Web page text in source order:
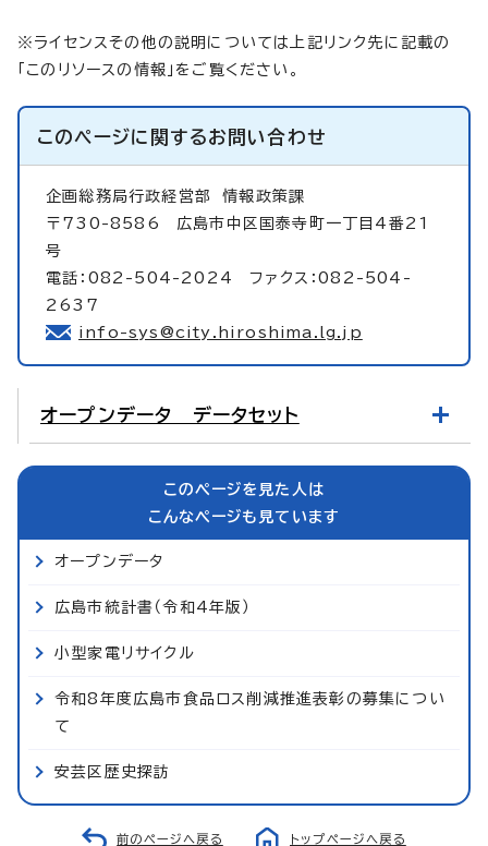
※ライセンスその他の説明については上記リンク先に記載の
「このリソースの情報」をご覧ください。
このページに関するお問い合わせ
企画総務局行政経営部情報政策課
〒730-8586 広島市中区国泰寺町一丁目4番21
号
電話：082-504-2024 ファクス：082-504-
2637
info-sys@city.hiroshima.lg.jp
オープンデータ データセット
このページを見た人は
こんなページも見ています
オープンデータ
広島市統計書（令和4年版）
小型家電リサイクル
令和8年度広島市食品ロス削減推進表彰の募集につい
て
安芸区歴史探訪
前のページへ戻る トップページへ戻る